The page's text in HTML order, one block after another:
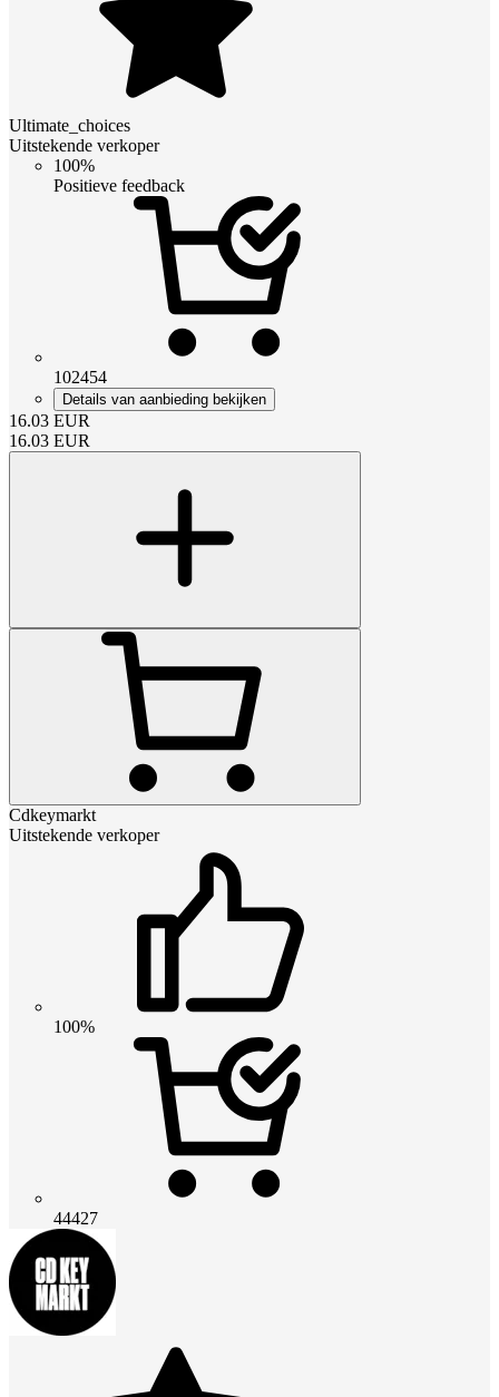
Ultimate_choices
Uitstekende verkoper
100%
Positieve feedback
102454
Details van aanbieding bekijken
16.03 EUR
16.03 EUR
Cdkeymarkt
Uitstekende verkoper
100%
44427